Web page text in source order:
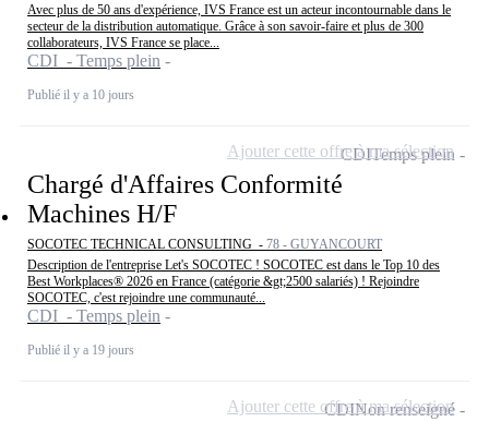
Avec plus de 50 ans d'expérience, IVS France est un acteur incontournable dans le
secteur de la distribution automatique. Grâce à son savoir-faire et plus de 300
collaborateurs, IVS France se place...
CDI - Temps plein
Publié il y a 10 jours
Chargé d'Affaires Conformité
Machines H/F
SOCOTEC TECHNICAL CONSULTING - 78 - GUYANCOURT
Description de l'entreprise Let's SOCOTEC ! SOCOTEC est dans le Top 10 des
Best Workplaces® 2026 en France (catégorie &gt;2500 salariés) ! Rejoindre
SOCOTEC, c'est rejoindre une communauté...
CDI - Temps plein
Publié il y a 19 jours
CDITemps plein
Ajouter cette offre à ma sélection
CDINon renseigné
Ajouter cette offre à ma sélection